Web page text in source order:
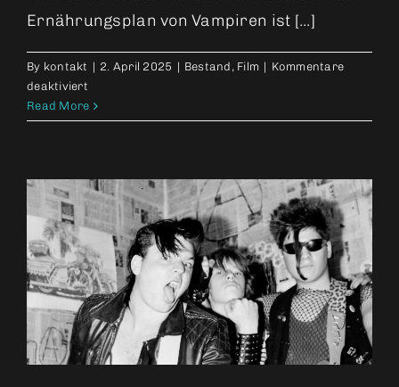
Ernährungsplan von Vampiren ist [...]
By kontakt | 2. April 2025 | Bestand , Film | Kommentare
deaktiviertfür
Feinfühlige
Vampirin
Opfer
Read More